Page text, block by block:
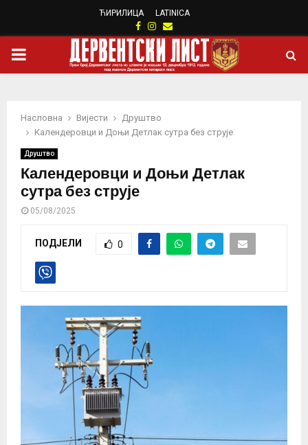
ЋИРИЛИЦА LATINICA
Facebook
Instagram
Email
PRIMARY
Насловна Вијести
Друштво
Календеровци и Доњи Детлак сутра без струје
Друштво
Календеровци и Доњи Детлак
сутра без струје
05/08/2025
ПОДЈЕЛИ 0